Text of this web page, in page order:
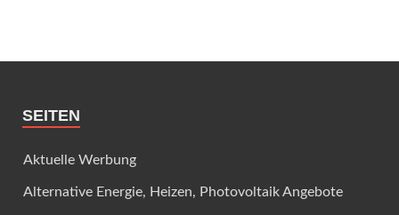
SEITEN
Aktuelle Werbung
Alternative Energie, Heizen, Photovoltaik Angebote